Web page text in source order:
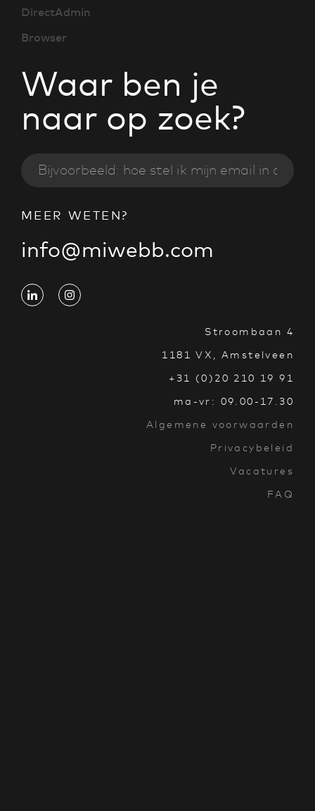
Waar ben je
naar op zoek?
DirectAdmin
Browser
MEER WETEN?
info@miwebb.com
Stroombaan 4
1181 VX, Amstelveen
+31 (0)20 210 19 91
ma-vr: 09.00-17.30
Algemene voorwaarden
Privacybeleid
Vacatures
FAQ